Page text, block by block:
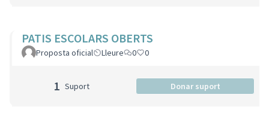
PATIS ESCOLARS OBERTS
Proposta oficial Lleure 0 0
1 Suport Donar suport